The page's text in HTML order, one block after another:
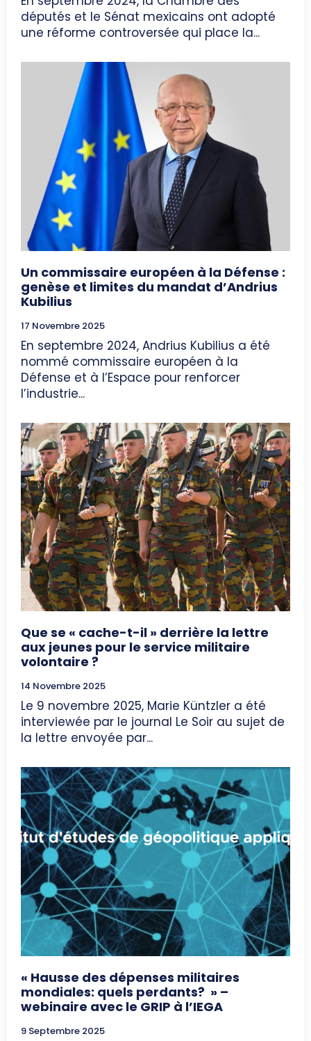
députés et le Sénat mexicains ont adopté
une réforme controversée qui place la...
Un commissaire européen à la Défense :
genèse et limites du mandat d’Andrius
Kubilius
17 Novembre 2025
En septembre 2024, Andrius Kubilius a été
nommé commissaire européen à la
Défense et à l’Espace pour renforcer
l’industrie...
Que se « cache-t-il » derrière la lettre
aux jeunes pour le service militaire
volontaire ?
14 Novembre 2025
Le 9 novembre 2025, Marie Küntzler a été
interviewée par le journal Le Soir au sujet de
la lettre envoyée par...
« Hausse des dépenses militaires
mondiales: quels perdants? » –
webinaire avec le GRIP à l’IEGA
9 Septembre 2025